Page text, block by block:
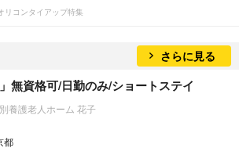
リコンタイアップ特集
さらに見る
無資格可/日勤のみ/ショートステイ
養護老人ホーム 花子
都